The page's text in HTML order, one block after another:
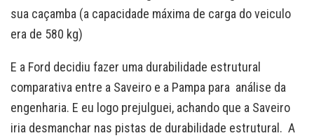
sua caçamba (a capacidade máxima de carga do veiculo
era de 580 kg)
E a Ford decidiu fazer uma durabilidade estrutural
comparativa entre a Saveiro e a Pampa para análise da
engenharia. E eu logo prejulguei, achando que a Saveiro
iria desmanchar nas pistas de durabilidade estrutural. A